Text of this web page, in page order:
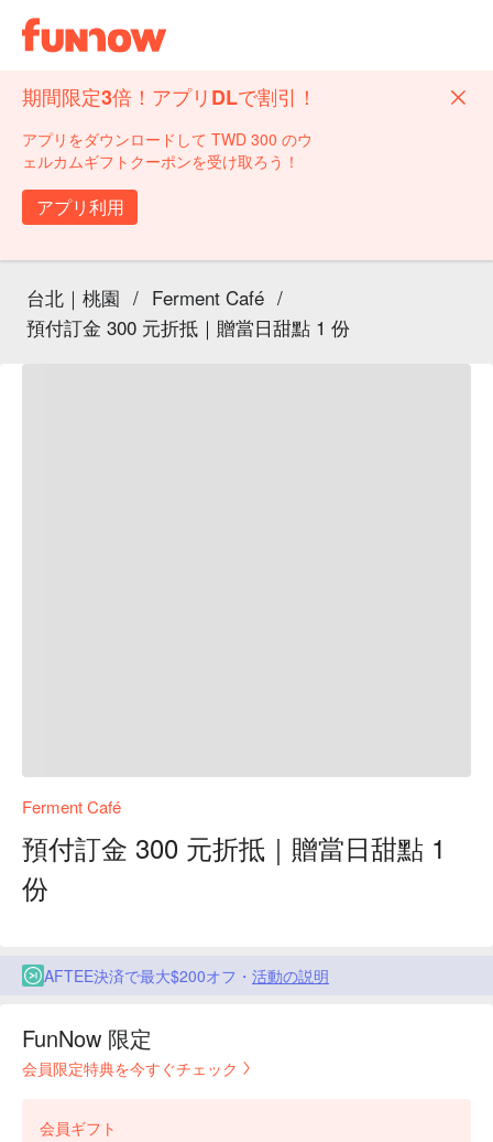
期間限定3倍！アプリDLで割引！
アプリをダウンロードして TWD 300 のウ
ェルカムギフトクーポンを受け取ろう！
アプリ利用
台北｜桃園 / Ferment Café /
預付訂金 300 元折抵｜贈當日甜點 1 份
Ferment Café
預付訂金 300 元折抵｜贈當日甜點 1
份
AFTEE決済で最大$200オフ・ 活動の説明
FunNow 限定
会員限定特典を今すぐチェック
会員ギフト